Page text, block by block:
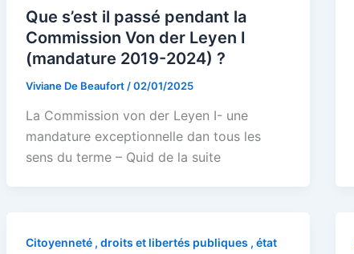
Que s’est il passé pendant la
Commission Von der Leyen I
(mandature 2019-2024) ?
Viviane De Beaufort /02/01/2025
La Commission von der Leyen I- une
mandature exceptionnelle dan tous les
sens du terme – Quid de la suite
Citoyenneté , droits et libertés publiques , état